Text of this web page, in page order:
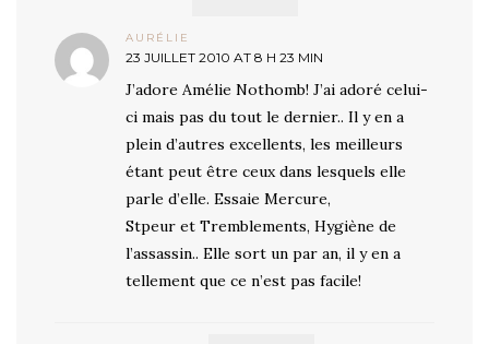
AURÉLIE
23 JUILLET 2010 AT 8 H 23 MIN
J’adore Amélie Nothomb! J’ai adoré celui-
ci mais pas du tout le dernier.. Il y en a
plein d’autres excellents, les meilleurs
étant peut être ceux dans lesquels elle
parle d’elle. Essaie Mercure,
Stpeur et Tremblements, Hygiène de
l’assassin.. Elle sort un par an, il y en a
tellement que ce n’est pas facile!